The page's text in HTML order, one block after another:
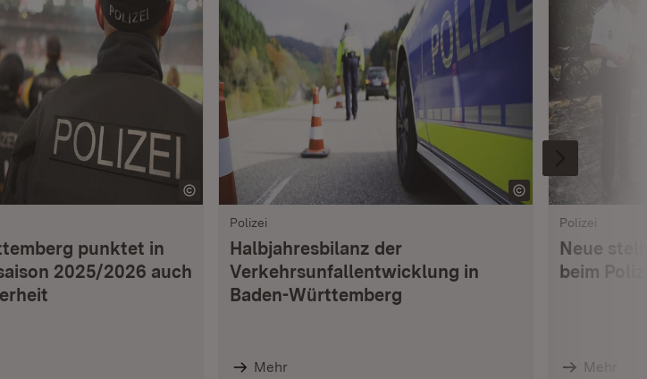
punktet in
2025/2026 auch
Polizei
Halbjahresbilanz der
Verkehrsunfallentwicklung in
Baden-Württemberg
Mehr
Polizei
Neue
beim
Mehr